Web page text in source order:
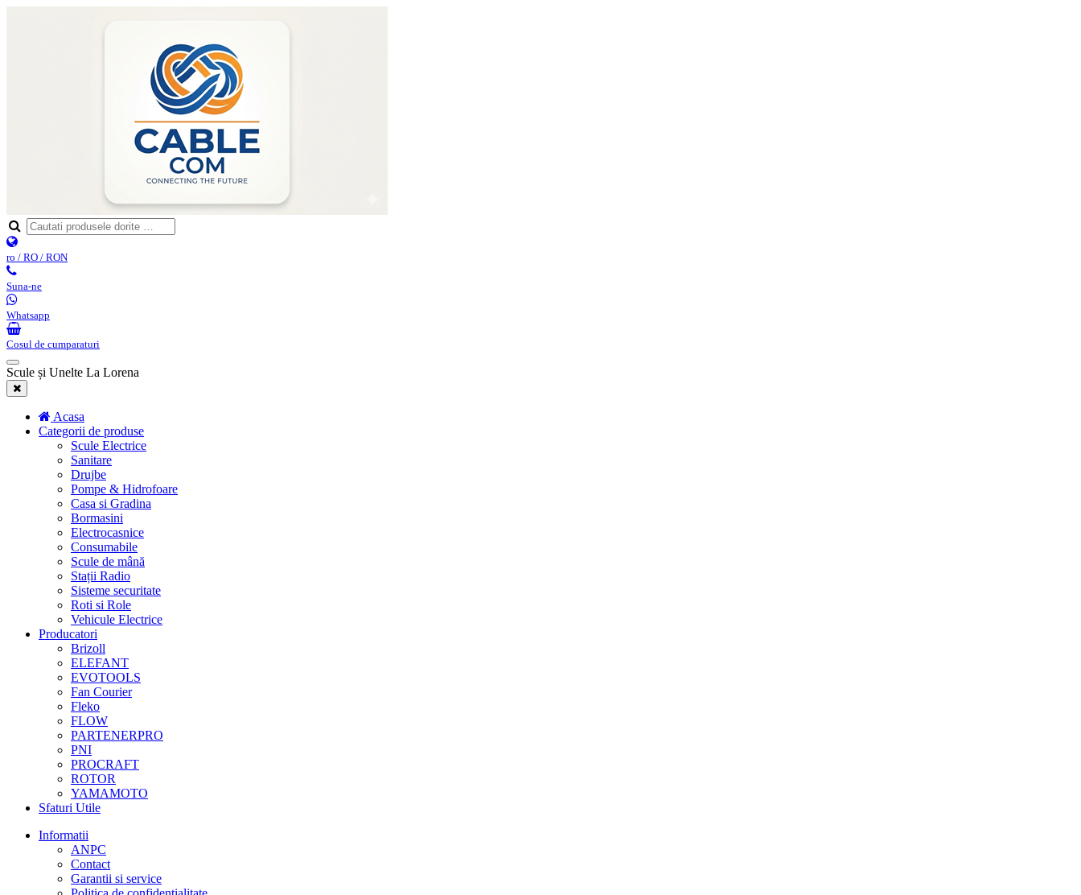
ro / RO / RON
Suna-ne
Whatsapp
Cosul de cumparaturi
Scule și Unelte La Lorena
Acasa
Categorii de produse
Scule Electrice
Sanitare
Drujbe
Pompe & Hidrofoare
Casa si Gradina
Bormasini
Electrocasnice
Consumabile
Scule de mână
Stații Radio
Sisteme securitate
Roti si Role
Vehicule Electrice
Producatori
Brizoll
ELEFANT
EVOTOOLS
Fan Courier
Fleko
FLOW
PARTENERPRO
PNI
PROCRAFT
ROTOR
YAMAMOTO
Sfaturi Utile
Informatii
ANPC
Contact
Garantii si service